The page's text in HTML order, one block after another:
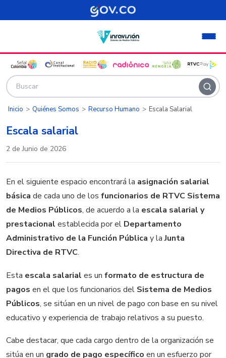
Pasar al contenido principal
Inicio Quiénes Somos Recurso Humano Escala Salarial
Escala salarial
2 de Junio de 2026
En el siguiente espacio encontrará la asignación salarial
básica de cada uno de los funcionarios de RTVC Sistema
de Medios Públicos, de acuerdo a la escala salarial y
prestacional establecida por el Departamento
Administrativo de la Función Pública y laJunta
Directiva de RTVC.
Esta escala salarial es un formato de estructura de
pagos en el que los funcionarios del Sistema de Medios
Públicos, se sitúan en un nivel de pago con base en su nivel
educativo y experiencia de trabajo relativos a su puesto.
Cabe destacar, que cada cargo dentro de la organización se
sitúa en un grado de pago específico en un esfuerzo por